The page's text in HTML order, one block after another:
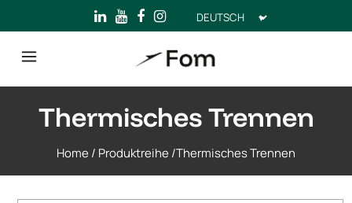
Sprache
auswählen
Thermisches Trennen
Home / Produktreihe /Thermisches Trennen